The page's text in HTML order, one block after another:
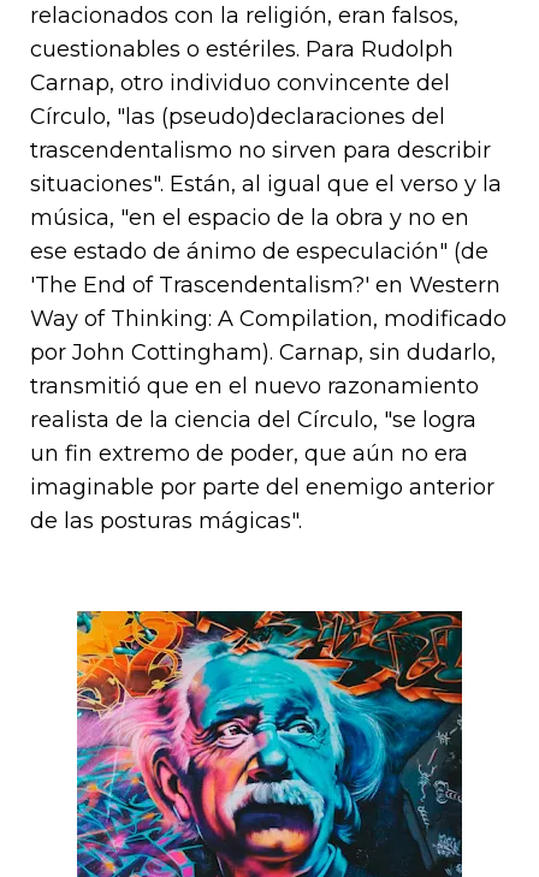
relacionados con la religión, eran falsos,
cuestionables o estériles. Para Rudolph
Carnap, otro individuo convincente del
Círculo, "las (pseudo)declaraciones del
trascendentalismo no sirven para describir
situaciones". Están, al igual que el verso y la
música, "en el espacio de la obra y no en
ese estado de ánimo de especulación" (de
'The End of Trascendentalism?' en Western
Way of Thinking: A Compilation, modificado
por John Cottingham). Carnap, sin dudarlo,
transmitió que en el nuevo razonamiento
realista de la ciencia del Círculo, "se logra
un fin extremo de poder, que aún no era
imaginable por parte del enemigo anterior
de las posturas mágicas".